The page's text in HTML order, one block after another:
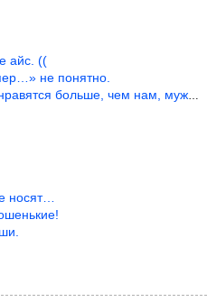
айс. ((
не понятно.
больше, чем нам, мужикам?
носят…